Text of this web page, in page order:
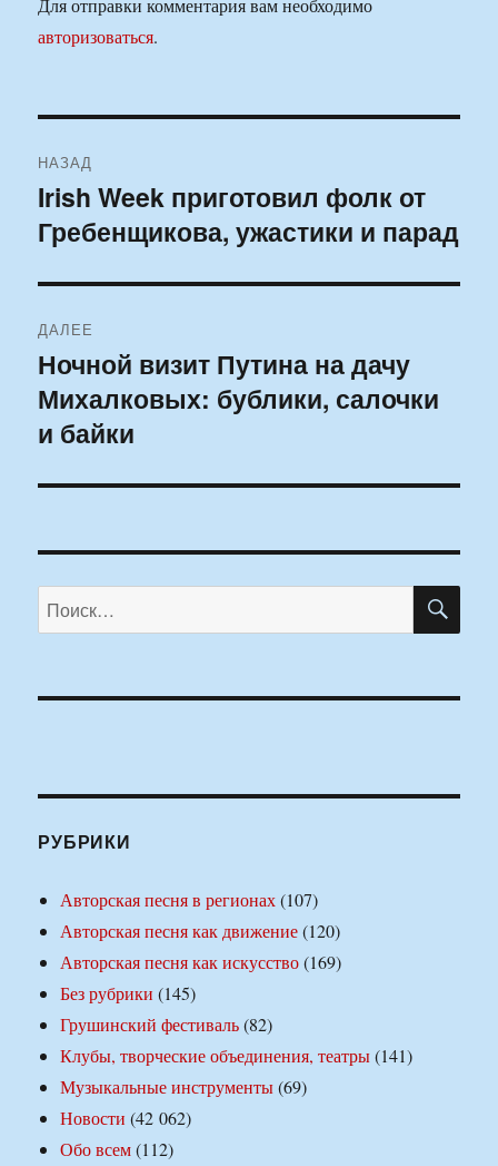
авторизоваться.
по
записям
НАЗАД
Предыдущая
запись:
Irish Week приготовил фолк от
Гребенщикова, ужастики и парад
ДАЛЕЕ
Следующая
запись:
Ночной визит Путина на дачу
Михалковых: бублики, салочки
и байки
Искать:
РУБРИКИ
Авторская песня в регионах(107)
Авторская песня как движение(120)
Авторская песня как искусство(169)
Без рубрики (145)
Грушинский фестиваль(82)
Клубы, творческие объединения, театры(141)
Музыкальные инструменты(69)
Новости (42 062)
Обо всем(112)